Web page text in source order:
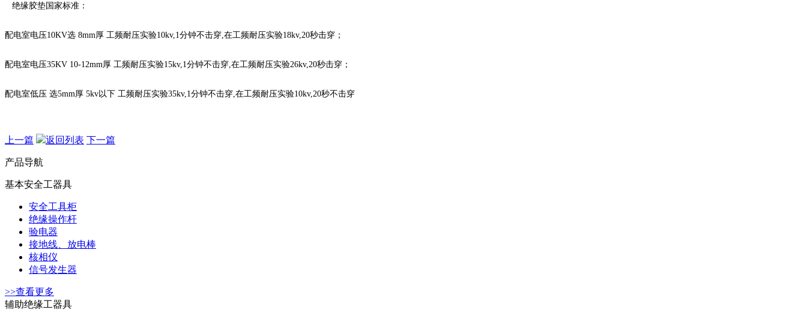
绝缘胶垫国家标准：
配电室电压10KV选 8mm厚 工频耐压实验10kv,1分钟不击穿,在工频耐压实验18kv,20秒击穿；
配电室电压35KV 10-12mm厚 工频耐压实验15kv,1分钟不击穿,在工频耐压实验26kv,20秒击穿；
配电室低压 选5mm厚 5kv以下 工频耐压实验35kv,1分钟不击穿,在工频耐压实验10kv,20秒不击穿
上一篇 返回列表 下一篇
产品导航
基本安全工器具
安全工具柜
绝缘操作杆
验电器
接地线、放电棒
核相仪
信号发生器
>>查看更多
辅助绝缘工器具